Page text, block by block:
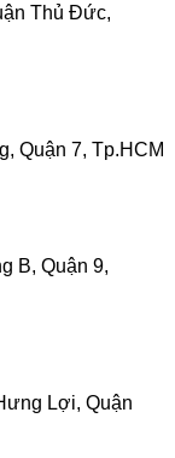
Thủ Đức,
Quận 7, Tp.HCM
B, Quận 9,
Lợi, Quận